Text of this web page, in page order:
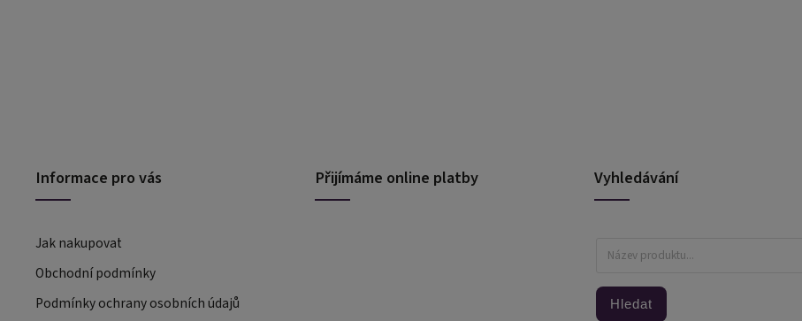
Informace pro vás
Jak nakupovat
Obchodní podmínky
Podmínky ochrany osobních údajů
Přijímáme online platby Vyhledávání
Hledat